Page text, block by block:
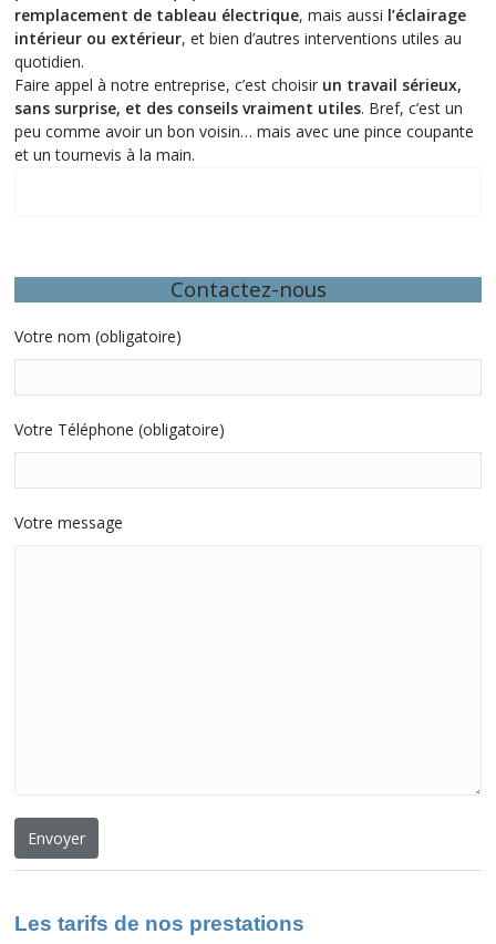
remplacement de tableau électrique, mais aussi l’éclairage
intérieur ou extérieur, et bien d’autres interventions utiles au
quotidien.
Faire appel à notre entreprise, c’est choisir un travail sérieux,
sans surprise, et des conseils vraiment utiles. Bref, c’est un
peu comme avoir un bon voisin… mais avec une pince coupante
et un tournevis à la main.
Contactez-nous
Votre nom (obligatoire)
Votre Téléphone (obligatoire)
Votre message
Les tarifs de nos prestations